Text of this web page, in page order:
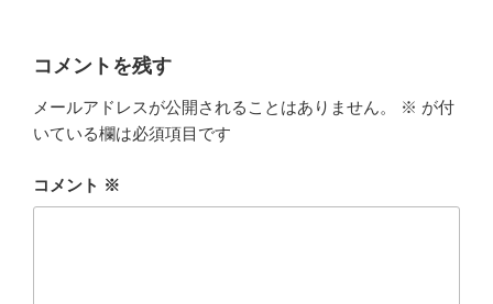
c
e
b
o
o
st
o
d
o
n
ail
コメントを残す
メールアドレスが公開されることはありません。 ※ が付
いている欄は必須項目です
コメント ※